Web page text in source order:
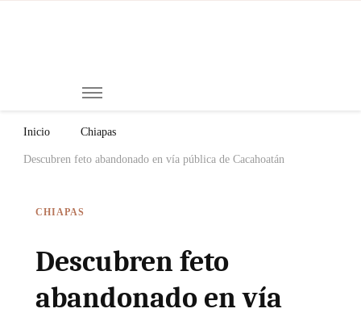
Inicio Chiapas
Descubren feto abandonado en vía pública de Cacahoatán
CHIAPAS
Descubren feto
abandonado en vía